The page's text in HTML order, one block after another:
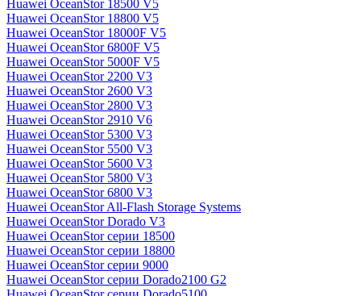
Huawei OceanStor 18500 V5
Huawei OceanStor 18800 V5
Huawei OceanStor 18000F V5
Huawei OceanStor 6800F V5
Huawei OceanStor 5000F V5
Huawei OceanStor 2200 V3
Huawei OceanStor 2600 V3
Huawei OceanStor 2800 V3
Huawei OceanStor 2910 V6
Huawei OceanStor 5300 V3
Huawei OceanStor 5500 V3
Huawei OceanStor 5600 V3
Huawei OceanStor 5800 V3
Huawei OceanStor 6800 V3
Huawei OceanStor All-Flash Storage Systems
Huawei OceanStor Dorado V3
Huawei OceanStor серии 18500
Huawei OceanStor серии 18800
Huawei OceanStor серии 9000
Huawei OceanStor серии Dorado2100 G2